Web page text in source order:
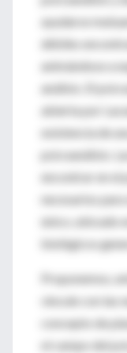
ayudarse
débiles
animándose a
análisis. El
abierta por
existencia de
psicoanálisis.
encontrar en el
necesarios
único, ubicado
biológicos
Proponemos,
vincule con las
concepto de
el campo del